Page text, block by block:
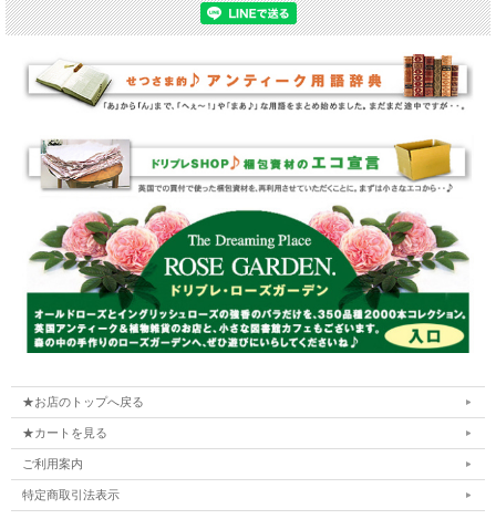
★お店のトップへ戻る
★カートを見る
ご利用案内
特定商取引法表示